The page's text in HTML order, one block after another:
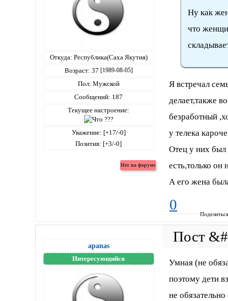
Откуда: Республика(Саха Якутия)
Возраст: 37 [1989-08-05]
Пол: Мужской
Сообщений: 187
Текущее настроение:
Уважение: [+17/-0]
Позитив: [+3/-0]
Ну как
что
Я встречал
делает,также
безработный
у телека
Отец у них был
есть,только он
А его жена
0
apanas
Интересующийся
Умная (не
поэтому дети
не